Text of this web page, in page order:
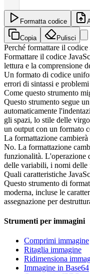
Formatta codice
Copia Pulisci
Perché formattare il codice
Formattare il codice
lettura e la comprensione
Un formato di codice
errori di sintassi e
Come questo strumento
Questo strumento segue
automaticamente
gli spazi, lo stile delle
un output con un formato
La formattazione
No. La formattazione
funzionalità. L'operazione
delle variabili, i nomi
Quali caratteristiche
Questo strumento di
moderna, incluse le
assegnazione per
Strumenti per immagini
Comprimi immagine
Ritaglia immagine
Ridimensiona
Immagine in Base64